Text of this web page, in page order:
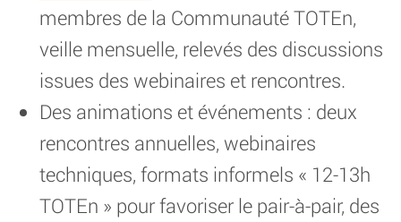
membres de la Communauté TOTEn,
veille mensuelle, relevés des discussions
issues des webinaires et rencontres.
Des animations et événements : deux
rencontres annuelles, webinaires
techniques, formats informels « 12-13h
TOTEn » pour favoriser le pair-à-pair, des